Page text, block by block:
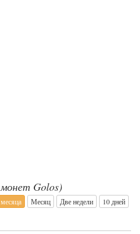
Golos)
Месяц Две недели
10 дней